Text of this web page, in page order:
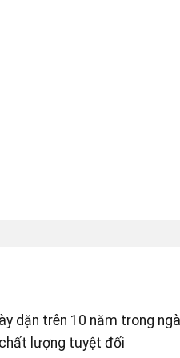
dặn trên 10 năm trong
lượng tuyệt đối